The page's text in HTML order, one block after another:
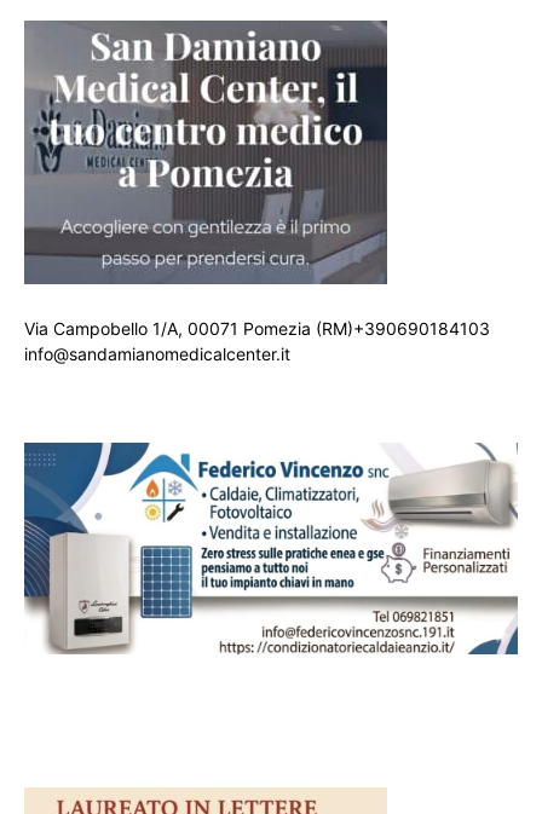
Via Campobello 1/A, 00071 Pomezia (RM)+390690184103
info@sandamianomedicalcenter.it